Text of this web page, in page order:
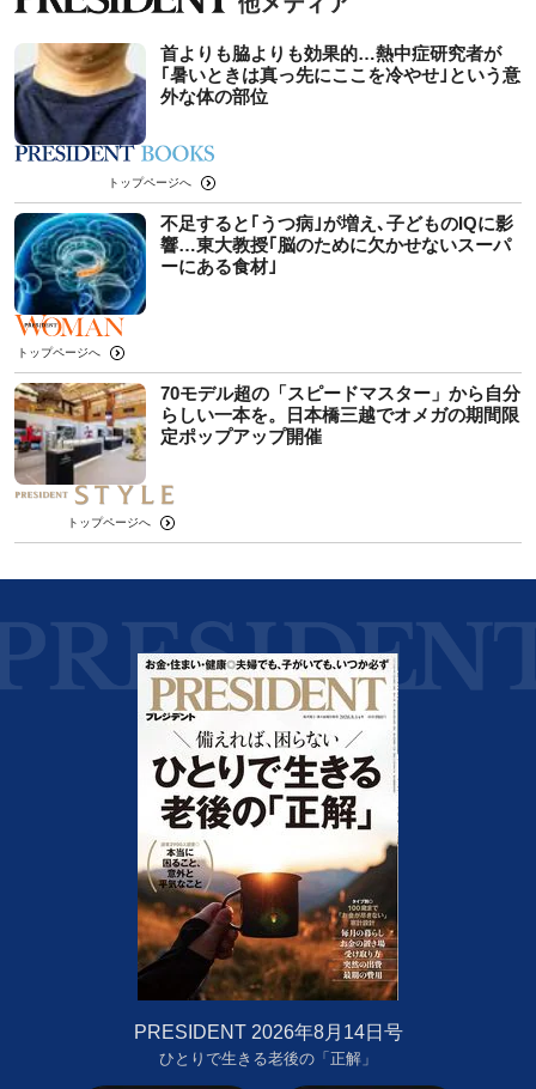
首よりも脇よりも効果的…熱中症研究者が
｢暑いときは真っ先にここを冷やせ｣という意
外な体の部位
トップページへ
不足すると｢うつ病｣が増え､子どものIQに影
響…東大教授｢脳のために欠かせないスーパ
ーにある食材｣
トップページへ
70モデル超の「スピードマスター」から自分
らしい一本を。日本橋三越でオメガの期間限
定ポップアップ開催
トップページへ
PRESIDENT 2026年8月14日号
ひとりで生きる老後の「正解」